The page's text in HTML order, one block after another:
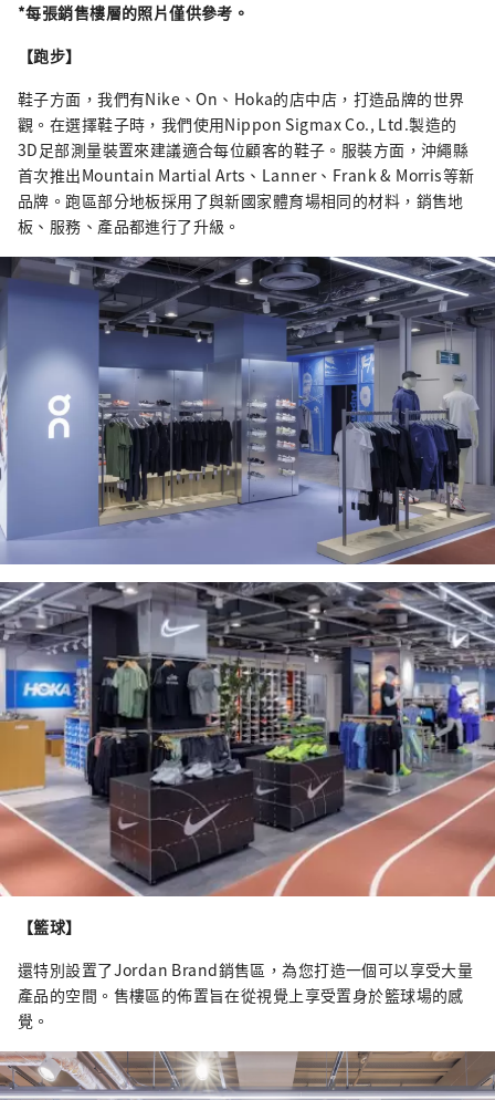
*每張銷售樓層的照片僅供參考。
【跑步】
鞋子方面，我們有Nike、On、Hoka的店中店，打造品牌的世界
觀。在選擇鞋子時，我們使用Nippon Sigmax Co., Ltd.製造的
3D足部測量裝置來建議適合每位顧客的鞋子。服裝方面，沖繩縣
首次推出Mountain Martial Arts、Lanner、Frank & Morris等新
品牌。跑區部分地板採用了與新國家體育場相同的材料，銷售地
板、服務、產品都進行了升級。
【籃球】
還特別設置了Jordan Brand銷售區，為您打造一個可以享受大量
產品的空間。售樓區的佈置旨在從視覺上享受置身於籃球場的感
覺。